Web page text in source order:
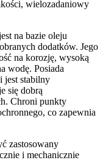
wielozadaniowy
na bazie oleju
dodatków. Jego
na korozję, wysoką
wodę. Posiada
jest stabilny
się dobrą
Chroni punkty
co zapewnia
zastosowany
i mechanicznie